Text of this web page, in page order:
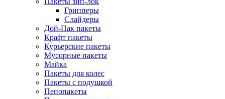
Грипперы
Слайдеры
Дой-Пак пакеты
Крафт пакеты
Курьерские пакеты
Мусорные пакеты
Майка
Пакеты для колес
Пакеты с подушкой
Пенопакеты